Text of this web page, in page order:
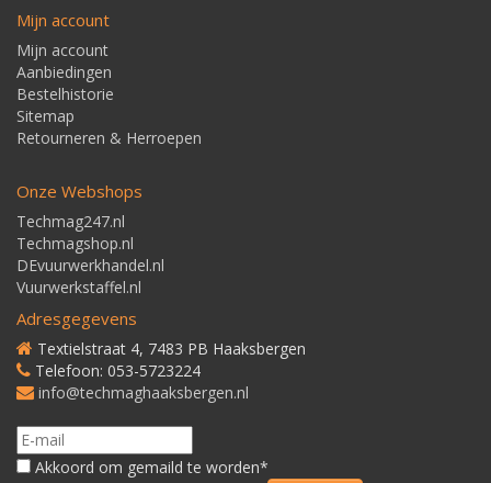
Mijn account
Mijn account
Aanbiedingen
Bestelhistorie
Sitemap
Retourneren & Herroepen
Onze Webshops
Techmag247.nl
Techmagshop.nl
DEvuurwerkhandel.nl
Vuurwerkstaffel.nl
Adresgegevens
Textielstraat 4, 7483 PB Haaksbergen
Telefoon: 053-5723224
info@techmaghaaksbergen.nl
Akkoord om gemaild te worden*